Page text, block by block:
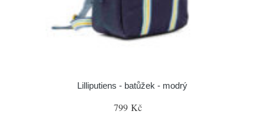
Lilliputiens - batůžek - modrý
799 Kč